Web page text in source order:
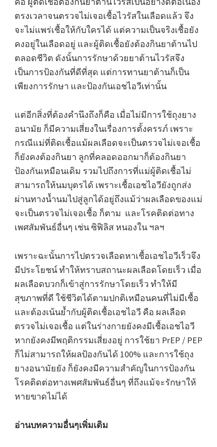
ตรงเวลาจนตรวจไม่เจอเชื้อไวรัสในเลือดแล้ว จึง
จะไม่แพร่เชื้อให้กับใครได้ แต่ความเป็นจริงเชื้อยัง
คงอยู่ในเลือดอยู่ และผู้ติดเชื้อยังต้องกินยาต้านไป
ตลอดชีวิต ดังนั้นการรักษาด้วยยาต้านไวรัสจึง
เป็นการป้องกันที่ดีที่สุด แต่การทานยาต้านก็เป็น
เพียงการรักษา และป้องกันเอชไอวีเท่านั้น
แต่อีกสิ่งที่ต้องคำนึงถึงก็คือ เมื่อไม่มีการใช้ถุงยาง
อนามัย ก็มีความเสี่ยงในเรื่องการตั้งครรภ์ เพราะ
กรณีแม่ที่ติดเชื้อแม้ผลเลือดจะเป็นตรวจไม่เจอเชื้อ
ก็ยังคงต้องกินยา ลูกที่คลอดออกมาก็ต้องกินยา
ป้องกันเหมือนเดิม รวมไปถึงการที่แม่ผู้ติดเชื้อไม่
สามารถให้นมบุตรได้ เพราะเชื้อเอชไอวียังถูกส่ง
ผ่านทางน้ำนมไปสู่ลูกได้อยู่ถึงแม้ว่าผลเลือดของแม่
จะเป็นตรวจไม่เจอเชื้อ ก็ตาม และโรคติดต่อทาง
เพศสัมพันธ์อื่นๆ เช่น ซิฟิลิส หนองใน ฯลฯ
เพราะฉะนั้นการไปตรวจเลือดหาเชื้อเอชไอวีเร็วจึง
มีประโยชน์ ทำให้ทราบสถานะผลเลือดโดยเร็ว เมื่อ
ผลเลือดบวกก็เข้าสู่การรักษาโดยเร็ว ทำให้มี
สุขภาพที่ดี ใช้ชีวิตได้ตามปกติเหมือนคนที่ไม่มีเชื้อ
และต้องเน้นย้ำกับผู้ติดเชื้อเอชไอวี คือ ผลเลือด
ตรวจไม่เจอเชื้อ แต่ในร่างกายยังคงมีเชื้อเอชไอวี
หากยังคงมีพฤติกรรมเสี่ยงอยู่ การใช้ยา PrEP / PEP
ก็ไม่สามารถให้ผลป้องกันได้ 100% และการใช้ถุง
ยางอนามัยยัง ก็ยังคงมีความสำคัญในการป้องกัน
โรคติดต่อทางเพศสัมพันธ์อื่นๆ ที่ถึงแม้จะรักษาให้
หายขาดไม่ได้
อ่านบทความอื่นๆเพิ่มเติม